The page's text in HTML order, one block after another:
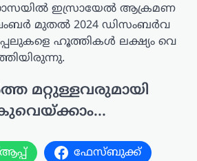
ഇ​സ്രാ​യേ​ൽ ആ​ക്ര​മ​ണ​
മു​ത​ൽ 2024 ഡി​സം​ബ​ർ​വ​
ഹൂ​ത്തി​ക​ൾ ല​ക്ഷ്യം വെ​
മറ്റുള്ളവരുമായി
ഫേസ്ബുക്ക്